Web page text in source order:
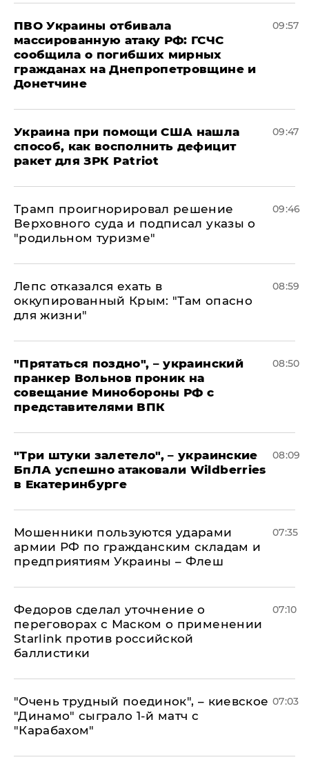
ПВО Украины отбивала
массированную атаку РФ: ГСЧС
сообщила о погибших мирных
гражданах на Днепропетровщине и
Донетчине
09:57
Украина при помощи США нашла
способ, как восполнить дефицит
ракет для ЗРК Patriot
09:47
Трамп проигнорировал решение
Верховного суда и подписал указы о
"родильном туризме"
09:46
Лепс отказался ехать в
оккупированный Крым: "Там опасно
для жизни"
08:59
"Прятаться поздно", – украинский
пранкер Вольнов проник на
совещание Минобороны РФ с
представителями ВПК
08:50
"Три штуки залетело", – украинские
БпЛА успешно атаковали Wildberries
в Екатеринбурге
08:09
Мошенники пользуются ударами
армии РФ по гражданским складам и
предприятиям Украины – Флеш
07:35
Федоров сделал уточнение о
переговорах с Маском о применении
Starlink против российской
баллистики
07:10
"Очень трудный поединок", – киевское
"Динамо" сыграло 1-й матч с
"Карабахом"
07:03